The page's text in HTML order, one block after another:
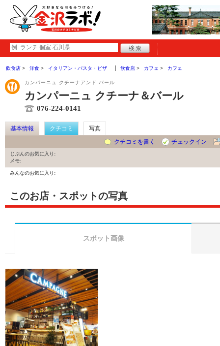
飲食店 洋食 イタリアン・パスタ・ピザ 飲食店 カフェ カフェ
カンパーニュ クチーナアンド バール
カンパーニュ クチーナ＆バール
076-224-0141
基本情報 クチコミ
写真
クチコミを書く
チェックイン
じぶんのお気に入り:
メモ:
みんなのお気に入り:
このお店・スポットの写真
スポット画像